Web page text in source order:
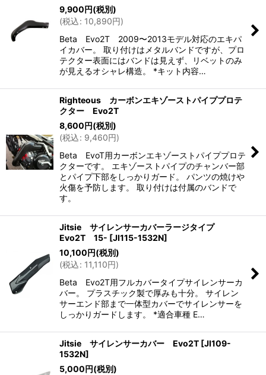
9,900円(税別)
(税込: 10,890円)
Beta Evo2T 2009〜2013モデル対応のエキパ
イカバー。 取り付けはメタルバンドですが、プロ
テクター表面にはバンドは見えず、リベットのみ
が見えるオシャレ構造。 *キット内容…
Righteous カーボンエキゾーストパイププロテ
クター Evo2T
8,600円(税別)
(税込: 9,460円)
Beta EvoT用カーボンエキゾーストパイププロテ
クターです。 エキゾーストパイプのチャンバー部
とパイプ下部をしっかりガード。 パンツの焼けや
火傷を予防します。 取り付けは付属のバンドで
す。
Jitsie サイレンサーカバーラージタイプ
Evo2T 15- [JI115-1532N]
10,100円(税別)
(税込: 11,110円)
Beta Evo2T用フルカバータイプサイレンサーカ
バー。 プラスチック製で厚みも十分。 サイレン
サーエンド部まで一体型カバーでサイレンサーを
しっかりガードします。 *適合車種 E…
Jitsie サイレンサーカバー Evo2T [JI109-
1532N]
5,000円(税別)